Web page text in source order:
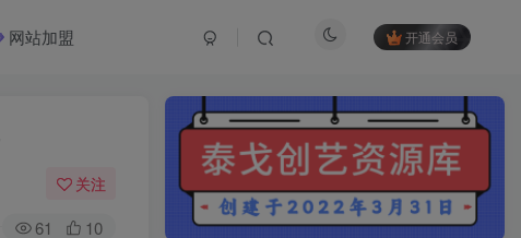
网站加盟 开通会员
关注
61 10